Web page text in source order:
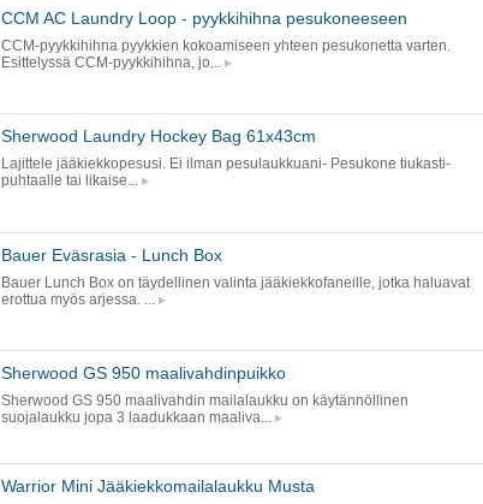
CCM AC Laundry Loop - pyykkihihna pesukoneeseen
CCM-pyykkihihna pyykkien kokoamiseen yhteen pesukonetta varten.
Esittelyssä CCM-pyykkihihna, jo...
Sherwood Laundry Hockey Bag 61x43cm
Lajittele jääkiekkopesusi. Ei ilman pesulaukkuani- Pesukone tiukasti-
puhtaalle tai likaise...
Bauer Eväsrasia - Lunch Box
Bauer Lunch Box on täydellinen valinta jääkiekkofaneille, jotka haluavat
erottua myös arjessa. ...
Sherwood GS 950 maalivahdinpuikko
Sherwood GS 950 maalivahdin mailalaukku on käytännöllinen
suojalaukku jopa 3 laadukkaan maaliva...
Warrior Mini Jääkiekkomailalaukku Musta